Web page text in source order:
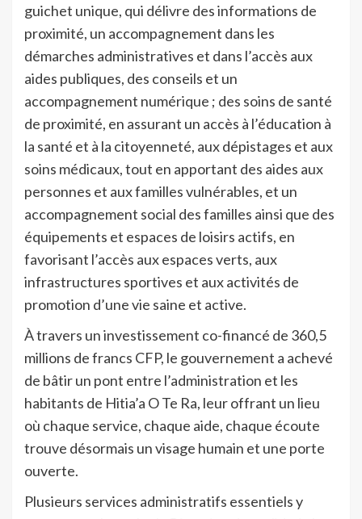
guichet unique, qui délivre des informations de
proximité, un accompagnement dans les
démarches administratives et dans l’accès aux
aides publiques, des conseils et un
accompagnement numérique ; des soins de santé
de proximité, en assurant un accès à l’éducation à
la santé et à la citoyenneté, aux dépistages et aux
soins médicaux, tout en apportant des aides aux
personnes et aux familles vulnérables, et un
accompagnement social des familles ainsi que des
équipements et espaces de loisirs actifs, en
favorisant l’accès aux espaces verts, aux
infrastructures sportives et aux activités de
promotion d’une vie saine et active.
À travers un investissement co-financé de 360,5
millions de francs CFP, le gouvernement a achevé
de bâtir un pont entre l’administration et les
habitants de Hitia’a O Te Ra, leur offrant un lieu
où chaque service, chaque aide, chaque écoute
trouve désormais un visage humain et une porte
ouverte.
Plusieurs services administratifs essentiels y